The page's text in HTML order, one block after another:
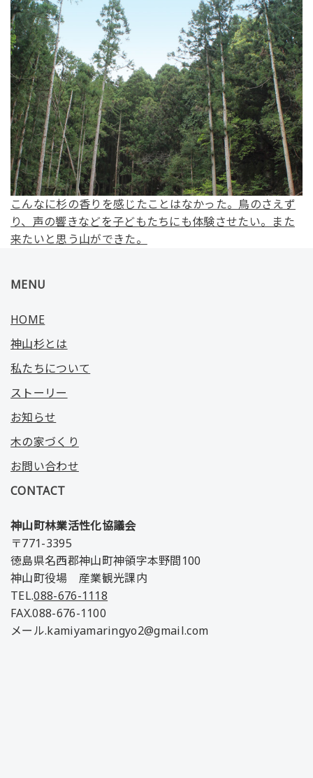
こんなに杉の香りを感じたことはなかった。鳥のさえず
り、声の響きなどを子どもたちにも体験させたい。また
来たいと思う山ができた。
MENU
HOME
神山杉とは
私たちについて
ストーリー
お知らせ
木の家づくり
お問い合わせ
CONTACT
神山町林業活性化協議会
〒771-3395
徳島県名西郡神山町神領字本野間100
神山町役場 産業観光課内
TEL.088-676-1118
FAX.088-676-1100
メール.kamiyamaringyo2@gmail.com